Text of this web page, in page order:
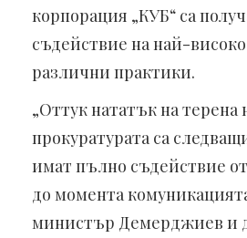
корпорация „КУБ“ са
съдействие на най-
различни практики.
„Оттук нататък на терена
прокуратурата са
имат пълно съдействие
до момента
министър Демерджиев и